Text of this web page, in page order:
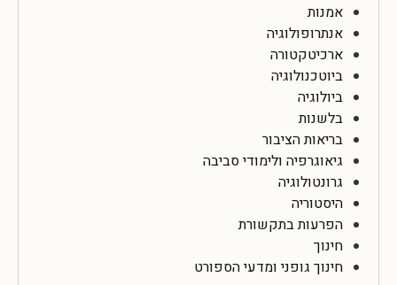
אמנות
אנתרופולוגיה
ארכיטקטורה
ביוטכנולוגיה
ביולוגיה
בלשנות
בריאות הציבור
גיאוגרפיה ולימודי סביבה
גרונטולוגיה
היסטוריה
הפרעות בתקשורת
חינוך
חינוך גופני ומדעי הספורט